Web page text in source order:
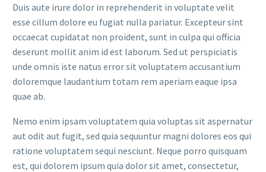
Duis aute irure dolor in reprehenderit in voluptate velit
esse cillum dolore eu fugiat nulla pariatur. Excepteur sint
occaecat cupidatat non proident, sunt in culpa qui officia
deserunt mollit anim id est laborum. Sed ut perspiciatis
unde omnis iste natus error sit voluptatem accusantium
doloremque laudantium totam rem aperiam eaque ipsa
quae ab.
Nemo enim ipsam voluptatem quia voluptas sit aspernatur
aut odit aut fugit, sed quia sequuntur magni dolores eos qui
ratione voluptatem sequi nesciunt. Neque porro quisquam
est, qui dolorem ipsum quia dolor sit amet, consectetur,